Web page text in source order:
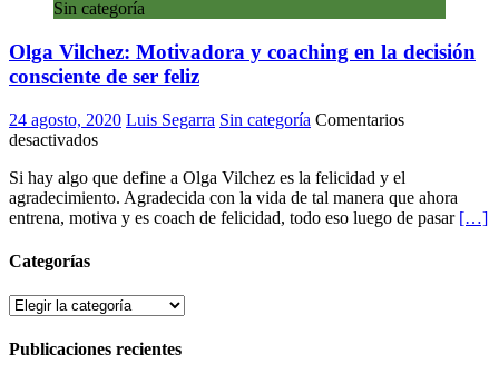
estado
felicidad
en
el
cerebro
Sin categoría
Olga Vilchez: Motivadora y coaching en la decisión
consciente de ser feliz
24 agosto, 2020 Luis Segarra Sin categoría Comentarios
desactivadosen
Vilchez:
Motivadora
y
decisión
consciente
ser
Si hay algo que define a Olga Vilchez es la felicidad y el
agradecimiento. Agradecida con la vida de tal manera que ahora
entrena, motiva y es coach de felicidad, todo eso luego de pasar […]
Categorías
Categorías
Publicaciones recientes